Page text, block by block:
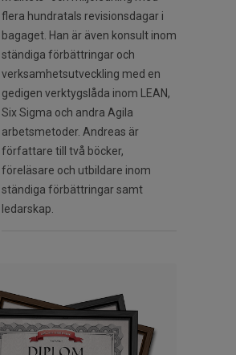
flera hundratals revisionsdagar i
bagaget. Han är även konsult inom
ständiga förbättringar och
verksamhetsutveckling med en
gedigen verktygslåda inom LEAN,
Six Sigma och andra Agila
arbetsmetoder. Andreas är
författare till två böcker,
föreläsare och utbildare inom
ständiga förbättringar samt
ledarskap.